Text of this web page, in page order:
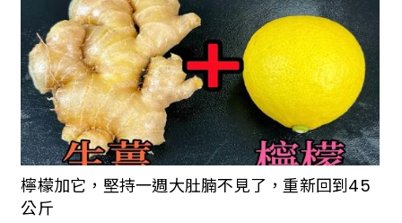
檸檬加它，堅持一週大肚腩不見了，重新回到45
公斤